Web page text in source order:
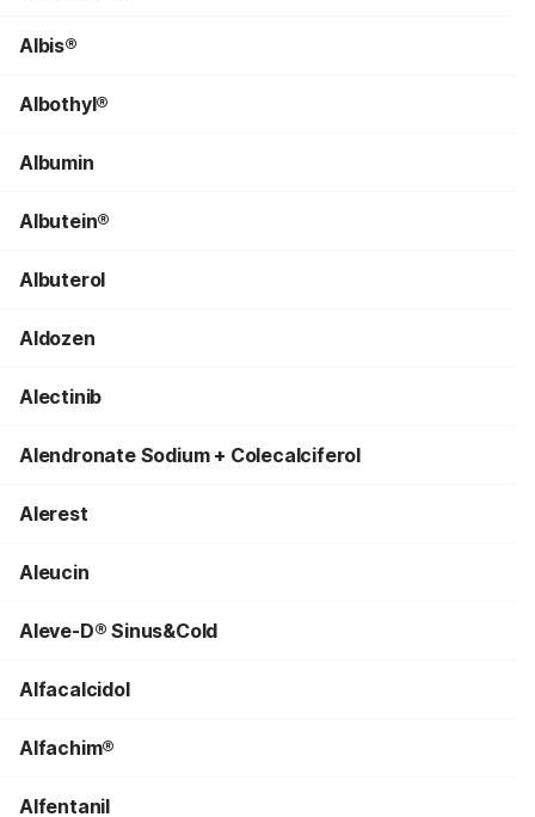
Albis®
Albothyl®
Albumin
Albutein®
Albuterol
Aldozen
Alectinib
Alendronate Sodium + Colecalciferol
Alerest
Aleucin
Aleve-D® Sinus&Cold
Alfacalcidol
Alfachim®
Alfentanil